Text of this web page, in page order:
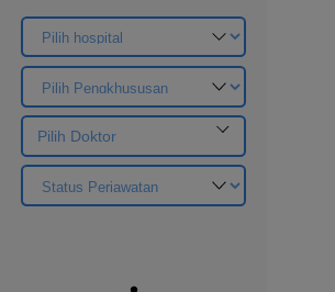
Pilih Doktor